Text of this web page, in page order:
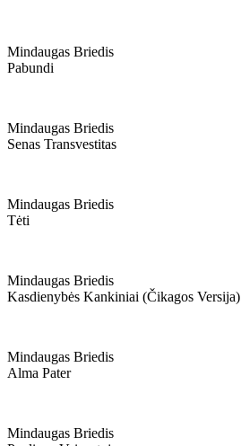
Mindaugas Briedis
Pabundi
Mindaugas Briedis
Senas Transvestitas
Mindaugas Briedis
Tėti
Mindaugas Briedis
Kasdienybės Kankiniai (čikagos Versija)
Mindaugas Briedis
Alma Pater
Mindaugas Briedis